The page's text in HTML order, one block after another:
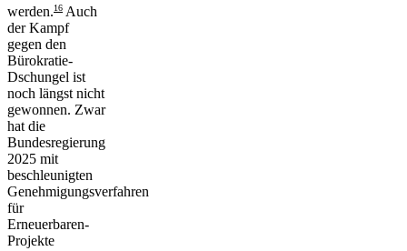
werden.16 Auch
der Kampf
gegen den
Bürokratie-
Dschungel ist
noch längst nicht
gewonnen. Zwar
hat die
Bundesregierung
2025 mit
beschleunigten
Genehmigungsverfahren
für
Erneuerbaren-
Projekte